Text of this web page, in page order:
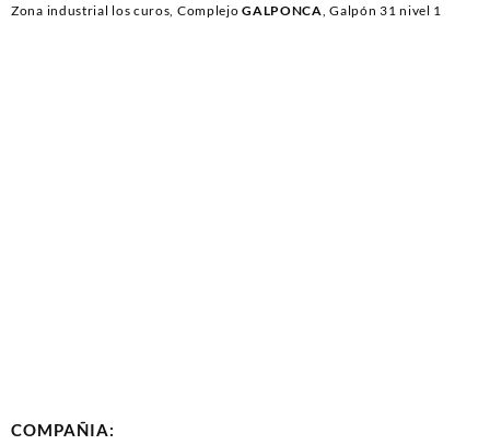
Zona industrial los curos, ComplejoGALPONCA, Galpón 31 nivel 1
COMPAÑIA: